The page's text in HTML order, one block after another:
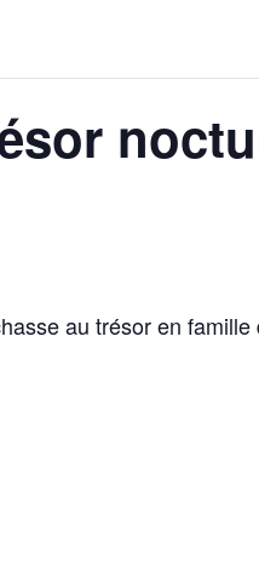
au trésor en